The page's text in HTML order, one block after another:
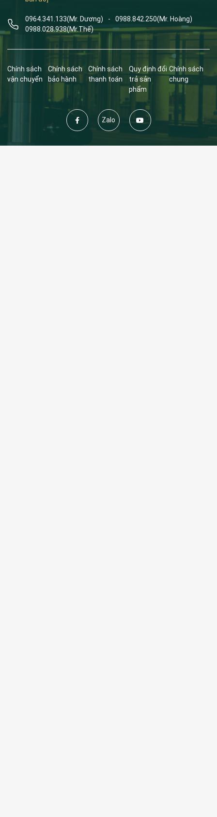
0964.341.133(Mr. Dương) - 0988.842.250(Mr. Hoàng)
0988.028.938(Mr.Thế)
Chính sách
vận chuyển
Chính sách
bảo hành
Chính sách
thanh toán
Quy định đổi
trả sản
phẩm
Chính sách
chung
Zalo